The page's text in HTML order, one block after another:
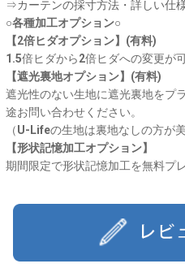
⇒カーテンの採寸方法・詳しい仕
○各種加工オプション○
【2倍ヒダオプション】(有料)
1.5倍ヒダから2倍ヒダへの変更が
【遮光裏地オプション】(有料)
遮光性のない生地に遮光裏地をプ
途お問い合わせください。
（U-Lifeの生地は裏地なしの方が
【形状記憶加工オプション】
期間限定で形状記憶加工を無料プ